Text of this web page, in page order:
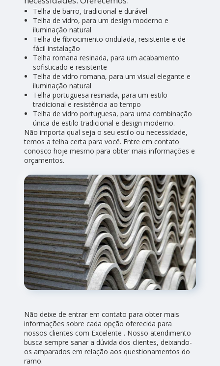
Telha de barro, tradicional e durável
Telha de vidro, para um design moderno e
iluminação natural
Telha de fibrocimento ondulada, resistente e de
fácil instalação
Telha romana resinada, para um acabamento
sofisticado e resistente
Telha de vidro romana, para um visual elegante e
iluminação natural
Telha portuguesa resinada, para um estilo
tradicional e resistência ao tempo
Telha de vidro portuguesa, para uma combinação
única de estilo tradicional e design moderno.
Não importa qual seja o seu estilo ou necessidade,
temos a telha certa para você. Entre em contato
conosco hoje mesmo para obter mais informações e
orçamentos.
Não deixe de entrar em contato para obter mais
informações sobre cada opção oferecida para
nossos clientes com Excelente . Nosso atendimento
busca sempre sanar a dúvida dos clientes, deixando-
os amparados em relação aos questionamentos do
ramo.